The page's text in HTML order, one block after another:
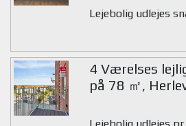
Lejebolig udlejes
4 Værelses
på 78 ㎡,
Lejebolig udlejes